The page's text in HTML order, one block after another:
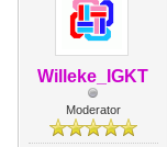
Willeke_IGKT
Moderator